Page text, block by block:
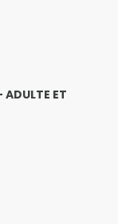
ADULTE ET